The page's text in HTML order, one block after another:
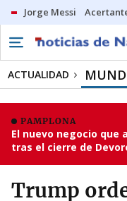
Jorge Messi
ACTUALIDAD
PAMPLONA
El nuevo negocio que
tras el cierre de
Trump